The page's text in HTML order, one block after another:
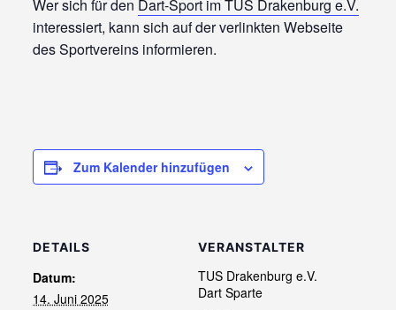
Wer sich für den Dart-Sport im TUS Drakenburg e.V.
interessiert, kann sich auf der verlinkten Webseite
des Sportvereins informieren.
Zum Kalender hinzufügen
DETAILS
Datum:
14. Juni 2025
VERANSTALTER
TUS Drakenburg e.V.
Dart Sparte